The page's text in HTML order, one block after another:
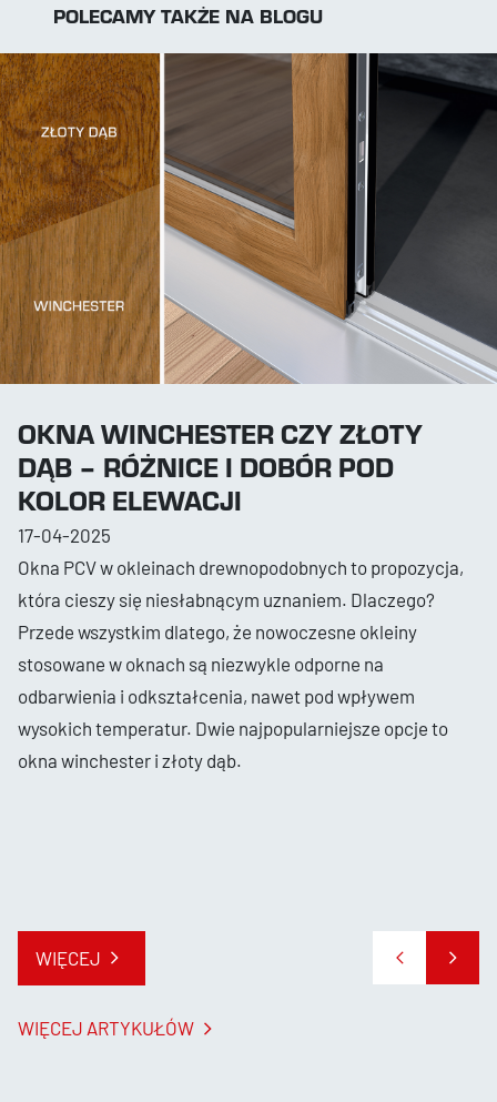
POLECAMY TAKŻE NA BLOGU
OKNA WINCHESTER CZY ZŁOTY
DĄB – RÓŻNICE I DOBÓR POD
KOLOR ELEWACJI
17-04-2025
Okna PCV w okleinach drewnopodobnych to propozycja,
która cieszy się niesłabnącym uznaniem. Dlaczego?
Przede wszystkim dlatego, że nowoczesne okleiny
stosowane w oknach są niezwykle odporne na
odbarwienia i odkształcenia, nawet pod wpływem
wysokich temperatur. Dwie najpopularniejsze opcje to
okna winchester i złoty dąb.
WIĘCEJ
WIĘCEJ ARTYKUŁÓW